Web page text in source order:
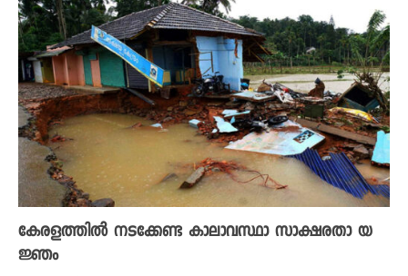
കേരളത്തിൽ നടക്കേണ്ട കാലാവസ്ഥാ സാക്ഷരതാ യ
ജ്ഞം